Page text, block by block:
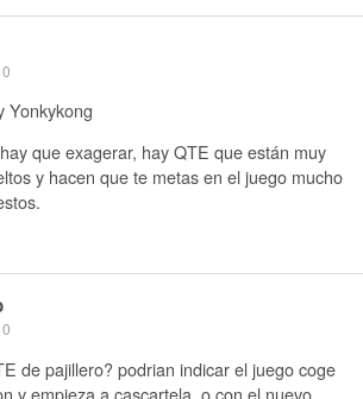
Yonkykong
que exagerar, hay QTE que están muy
y hacen que te metas en el juego mucho
de pajillero? podrian indicar el juego coge
y empieza a cascartela. o con el nuevo